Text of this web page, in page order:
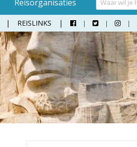
Handwasmiddel
Hangmat
Klamboe
Koffer
Moneybelt
Sokken
Teenslippers
Wandelschoenen
Zonnebril
Reisorganisaties
REISLINKS   